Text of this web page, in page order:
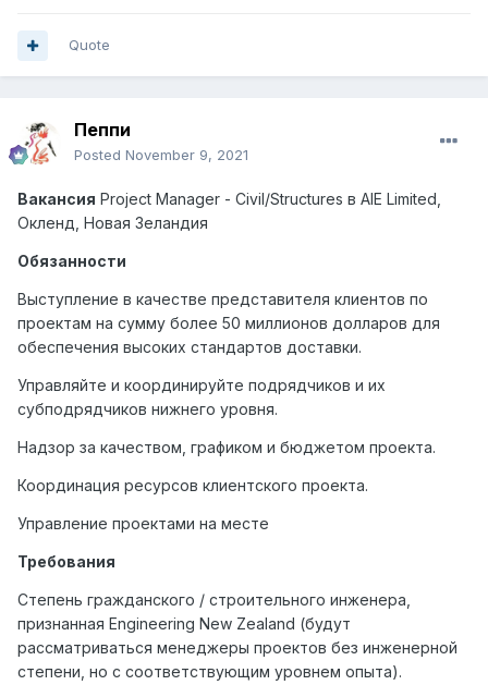
Quote
Пеппи
Posted November 9, 2021
Вакансия Project Manager - Civil/Structures в AIE Limited,
Окленд Новая Зеландия
Обязанности
Выступление в качестве представителя клиентов по
проектам на сумму более 50 миллионов долларов для
обеспечения высоких стандартов доставки.
Управляйте и координируйте подрядчиков и их
субподрядчиков нижнего уровня.
Надзор за качеством, графиком и бюджетом проекта.
Координация ресурсов клиентского проекта.
Управление проектами на месте
Требования
Степень гражданского / строительного инженера,
признанная Engineering New Zealand (будут
рассматриваться менеджеры проектов без инженерной
степени, но с соответствующим уровнем опыта).